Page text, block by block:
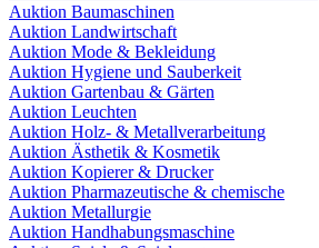
Auktion Baumaschinen
Auktion Landwirtschaft
Auktion Mode & Bekleidung
Auktion Hygiene und Sauberkeit
Auktion Gartenbau & Gärten
Auktion Leuchten
Auktion Holz- & Metallverarbeitung
Auktion Ästhetik & Kosmetik
Auktion Kopierer & Drucker
Auktion Pharmazeutische & chemische
Auktion Metallurgie
Auktion Handhabungsmaschine